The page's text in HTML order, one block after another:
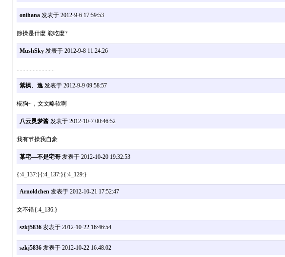
onihana发表于 2012-9-6 17:59:53
節操是什麼 能吃麼?
MushSky发表于 2012-9-8 11:24:26
..........................
紫枫、逸发表于 2012-9-9 09:58:57
椛狗~，文文略软啊
八云灵梦酱发表于 2012-10-7 00:46:52
我有节操我自豪
某宅—不是宅哥发表于 2012-10-20 19:32:53
{:4_137:}{:4_137:}{:4_129:}
Arnoldchen发表于 2012-10-21 17:52:47
文不错{:4_136:}
szkj5836发表于 2012-10-22 16:46:54
szkj5836发表于 2012-10-22 16:48:02